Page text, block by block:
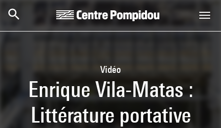
Vidéo
Enrique Vila-Matas :
Littérature portative